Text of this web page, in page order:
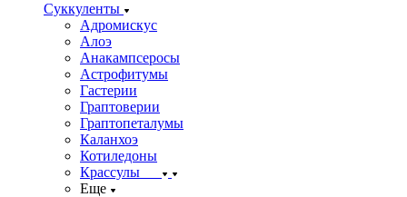
Суккуленты
Адромискус
Алоэ
Анакампсеросы
Астрофитумы
Гастерии
Граптоверии
Граптопеталумы
Каланхоэ
Котиледоны
Крассулы
Еще